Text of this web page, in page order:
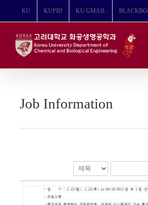
뛰
KU KUPID KU GMAIL
Job Information